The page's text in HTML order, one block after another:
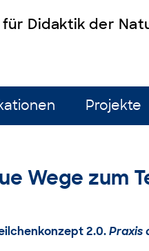
Didaktik der
Projekte
Wege zum
2.0.Praxis